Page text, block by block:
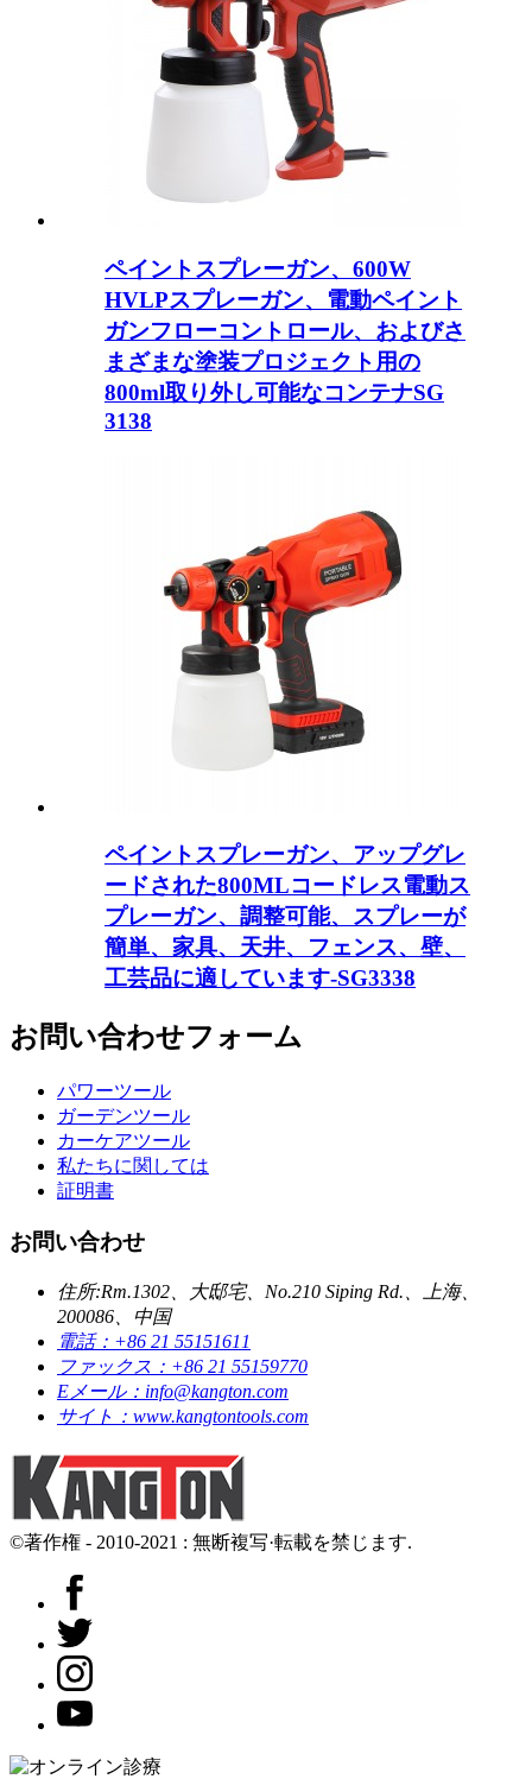
ペイントスプレーガン、600W
HVLPスプレーガン、電動ペイント
ガンフローコントロール、およびさ
まざまな塗装プロジェクト用の
800ml取り外し可能なコンテナSG
3138
ペイントスプレーガン、アップグレ
ードされた800MLコードレス電動ス
プレーガン、調整可能、スプレーが
簡単、家具、天井、フェンス、壁、
工芸品に適しています-SG3338
お問い合わせフォーム
パワーツール
ガーデンツール
カーケアツール
私たちに関しては
証明書
お問い合わせ
住所:Rm.1302、大邸宅、No.210 Siping Rd.、上海、
200086、中国
電話： +86 21 55151611
ファックス： +86 21 55159770
Eメール： info@kangton.com
サイト： www.kangtontools.com
©著作権 - 2010-2021 : 無断複写·転載を禁じます.